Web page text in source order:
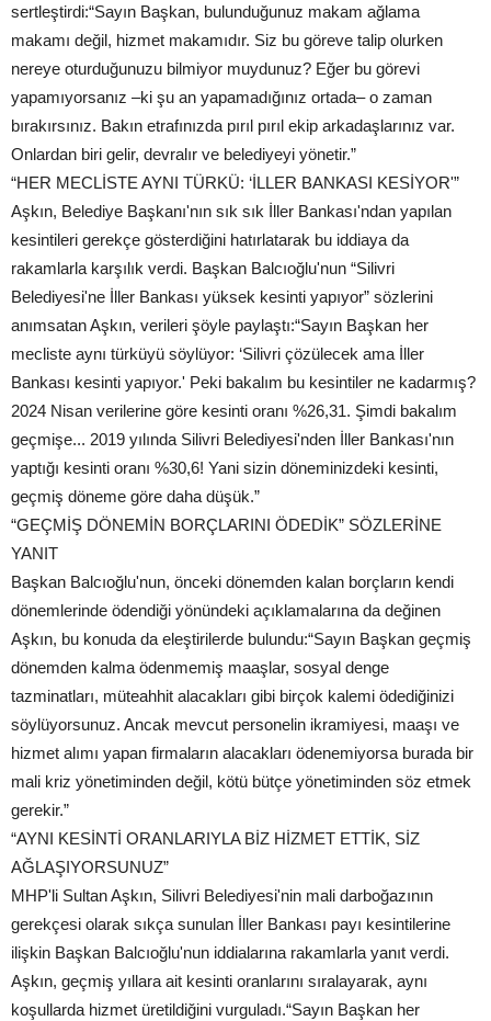
sertleştirdi:“Sayın Başkan, bulunduğunuz makam ağlama
makamı değil, hizmet makamıdır. Siz bu göreve talip olurken
nereye oturduğunuzu bilmiyor muydunuz? Eğer bu görevi
yapamıyorsanız –ki şu an yapamadığınız ortada– o zaman
bırakırsınız. Bakın etrafınızda pırıl pırıl ekip arkadaşlarınız var.
Onlardan biri gelir, devralır ve belediyeyi yönetir.”
“HER MECLİSTE AYNI TÜRKÜ: ‘İLLER BANKASI KESİYOR'”
Aşkın, Belediye Başkanı'nın sık sık İller Bankası'ndan yapılan
kesintileri gerekçe gösterdiğini hatırlatarak bu iddiaya da
rakamlarla karşılık verdi. Başkan Balcıoğlu'nun “Silivri
Belediyesi'ne İller Bankası yüksek kesinti yapıyor” sözlerini
anımsatan Aşkın, verileri şöyle paylaştı:“Sayın Başkan her
mecliste aynı türküyü söylüyor: ‘Silivri çözülecek ama İller
Bankası kesinti yapıyor.' Peki bakalım bu kesintiler ne kadarmış?
2024 Nisan verilerine göre kesinti oranı %26,31. Şimdi bakalım
geçmişe... 2019 yılında Silivri Belediyesi'nden İller Bankası'nın
yaptığı kesinti oranı %30,6! Yani sizin döneminizdeki kesinti,
geçmiş döneme göre daha düşük.”
“GEÇMİŞ DÖNEMİN BORÇLARINI ÖDEDİK” SÖZLERİNE
YANIT
Başkan Balcıoğlu'nun, önceki dönemden kalan borçların kendi
dönemlerinde ödendiği yönündeki açıklamalarına da değinen
Aşkın, bu konuda da eleştirilerde bulundu:“Sayın Başkan geçmiş
dönemden kalma ödenmemiş maaşlar, sosyal denge
tazminatları, müteahhit alacakları gibi birçok kalemi ödediğinizi
söylüyorsunuz. Ancak mevcut personelin ikramiyesi, maaşı ve
hizmet alımı yapan firmaların alacakları ödenemiyorsa burada bir
mali kriz yönetiminden değil, kötü bütçe yönetiminden söz etmek
gerekir.”
“AYNI KESİNTİ ORANLARIYLA BİZ HİZMET ETTİK, SİZ
AĞLAŞIYORSUNUZ”
MHP'li Sultan Aşkın, Silivri Belediyesi'nin mali darboğazının
gerekçesi olarak sıkça sunulan İller Bankası payı kesintilerine
ilişkin Başkan Balcıoğlu'nun iddialarına rakamlarla yanıt verdi.
Aşkın, geçmiş yıllara ait kesinti oranlarını sıralayarak, aynı
koşullarda hizmet üretildiğini vurguladı.“Sayın Başkan her